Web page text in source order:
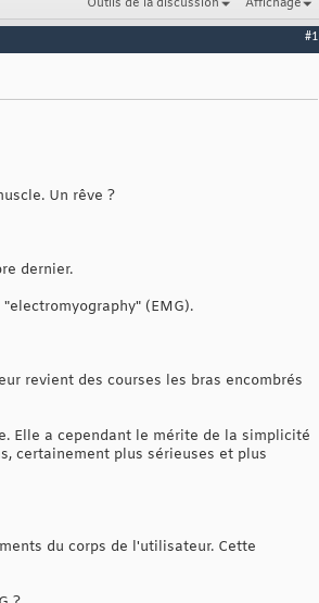
Outils de la discussion Affichage
#1
Un rêve ?
dernier.
(EMG).
revient des courses les bras encombrés
Elle a cependant le mérite de la simplicité
certainement plus sérieuses et plus
du corps de l'utilisateur. Cette